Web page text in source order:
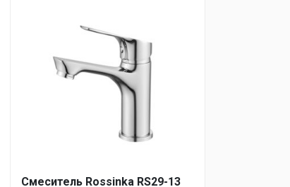
Смеситель Rossinka RS29-13